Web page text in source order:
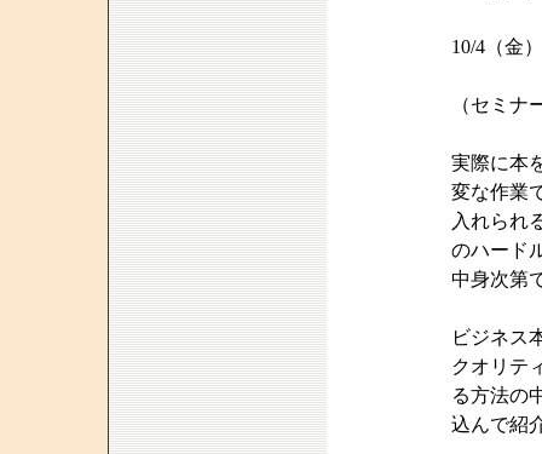
10/4（金
（セミナ
実際に本
変な作業
入れられ
のハード
中身次第
ビジネス
クオリテ
る方法の
込んで紹